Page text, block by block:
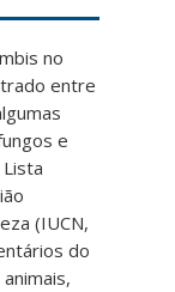
no
entre
e
(IUCN,
do